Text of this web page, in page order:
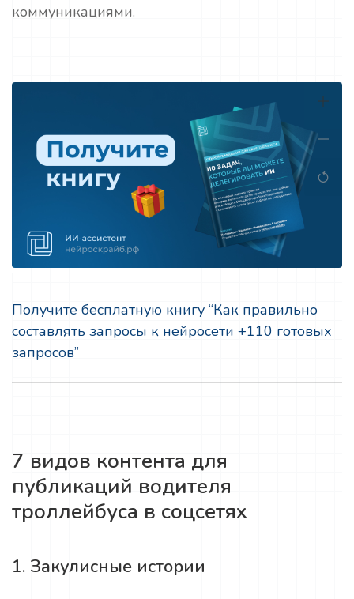
коммуникациями.
Получите бесплатную книгу “Как правильно
составлять запросы к нейросети +110 готовых
запросов”
7 видов контента для
публикаций водителя
троллейбуса в соцсетях
1. Закулисные истории